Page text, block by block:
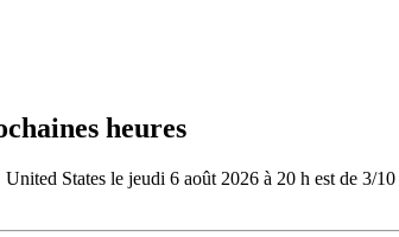
heures
States le jeudi 6 août 2026 à 20 h est de 3/10